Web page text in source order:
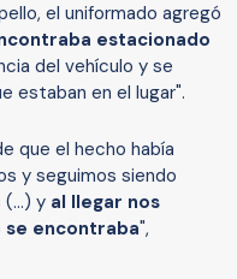
el uniformado agregó
estacionado
del vehículo y se
estaban en el lugar".
que el hecho había
y seguimos siendo
y al llegar nos
se encontraba",